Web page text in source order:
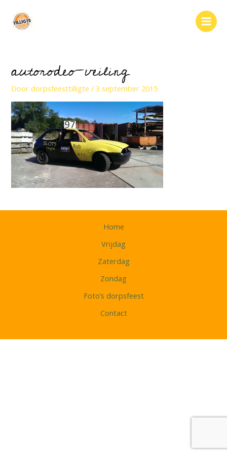
naar
Main
autorodeo-veiling
Doordorpsfeesttilligte /3 september 2015
Home
Vrijdag
Zaterdag
Zondag
Foto’s dorpsfeest
Contact